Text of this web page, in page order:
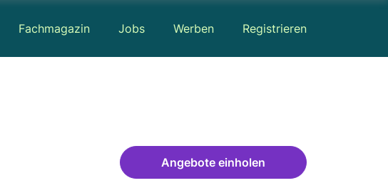
Fachmagazin Jobs Werben Registrieren
Angebote einholen